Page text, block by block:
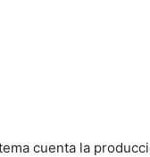
cuenta la